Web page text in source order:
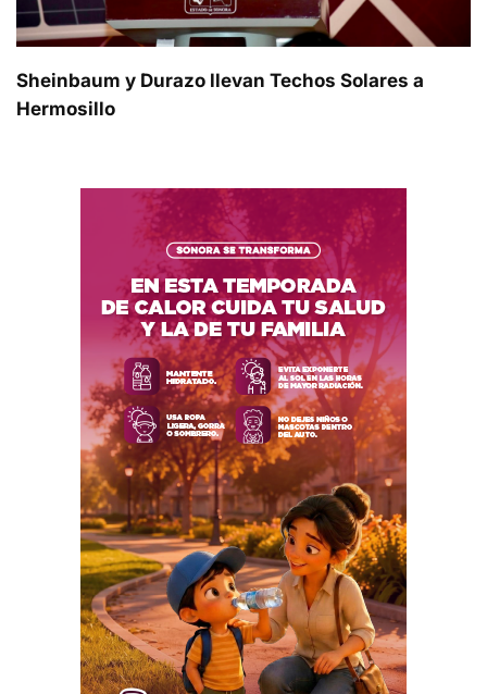
Sheinbaum y Durazo llevan Techos Solares a
Hermosillo